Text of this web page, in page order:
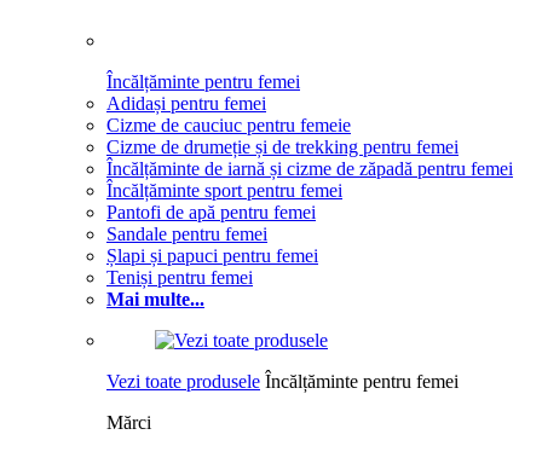
Încălțăminte pentru femei
Adidași pentru femei
Cizme de cauciuc pentru femeie
Cizme de drumeție și de trekking pentru femei
Încălțăminte de iarnă și cizme de zăpadă pentru femei
Încălțăminte sport pentru femei
Pantofi de apă pentru femei
Sandale pentru femei
Șlapi și papuci pentru femei
Teniși pentru femei
Mai multe...
Vezi toate produsele Încălțăminte pentru femei
Mărci